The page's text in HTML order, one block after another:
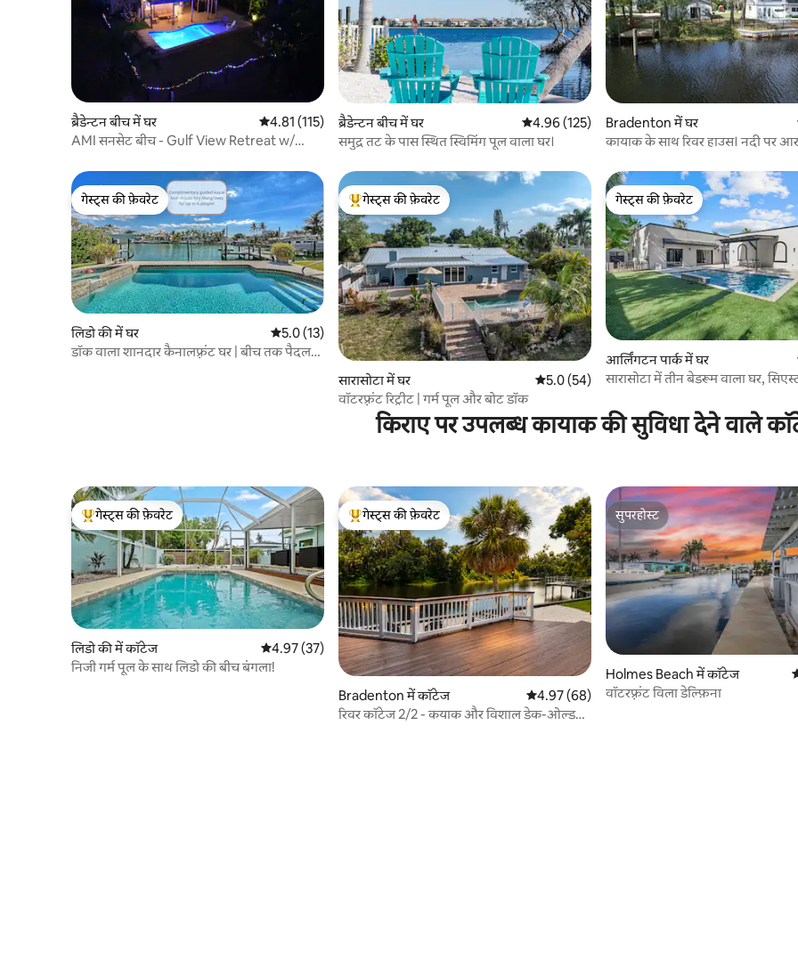
ब्रैडेन्टन बीच में घर औसत रेटिंग 5 में से 4.81, 115 समीक्षाएँ
4.81 (115)
AMI सनसेट बीच - Gulf View Retreat w/
ब्रैडेन्टन बीच में घर औसत रेटिंग 5 में से 4.96, 125 समीक्षाएँ
4.96 (125)
समुद्र तट के पास स्थित स्विमिंग पूल वाला घर।
Bradenton में घर
कायाक के साथ रिवर हाउस। नदी पर
गेस्ट्स की फ़ेवरेट
गेस्ट्स की फ़ेवरेट
लिडो की में घर औसत रेटिंग 5 में से 5.0, 13 समीक्षाएँ
5.0 (13)
डॉक वाला शानदार कैनालफ़्रंट घर | बीच तक पैदल
गेस्ट्स का टॉप फ़ेवरेट
गेस्ट्स की फ़ेवरेट
सारासोटा में घर औसत रेटिंग 5 में से 5.0, 54 समीक्षाएँ
5.0 (54)
वॉटरफ़्रंट रिट्रीट | गर्म पूल और बोट डॉक
गेस्ट्स की फ़ेवरेट
गेस्ट्स की फ़ेवरेट
आर्लिंगटन पार्क में घर
सारासोटा में तीन बेडरूम वाला घर,
किराए पर उपलब्ध कायाक की सुविधा देने वाले
गेस्ट्स का टॉप फ़ेवरेट
गेस्ट्स की फ़ेवरेट
लिडो की में कॉटेज औसत रेटिंग 5 में से 4.97, 37 समीक्षाएँ
4.97 (37)
निजी गर्म पूल के साथ लिडो की बीच बंगला!
गेस्ट्स का टॉप फ़ेवरेट
गेस्ट्स की फ़ेवरेट
Bradenton में कॉटेज औसत रेटिंग 5 में से 4.97, 68 समीक्षाएँ
4.97 (68)
रिवर कॉटेज 2/2 - कयाक और विशाल डेक-ओल्ड
सुपरहोस्ट
सुपरहोस्ट
Holmes Beach में कॉटेज
वॉटरफ़्रंट विला डेल्फ़िना